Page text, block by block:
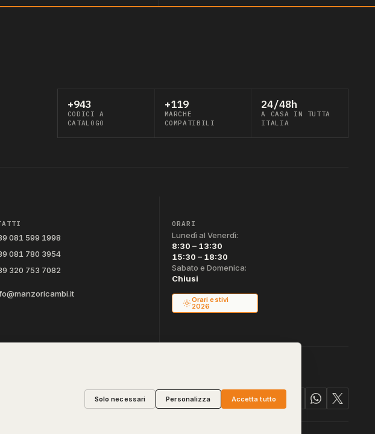
+943
CODICI A
CATALOGO
+119
MARCHE
COMPATIBILI
24/48h
A CASA IN TUTTA
ITALIA
081 599 1998
081 780 3954
320 753 7082
ORARI
Lunedì al Venerdì:
8:30 – 13:30
15:30 – 18:30
Sabato e Domenica:
Chiusi
Orari estivi
2026
Solo necessari Personalizza Accetta tutto